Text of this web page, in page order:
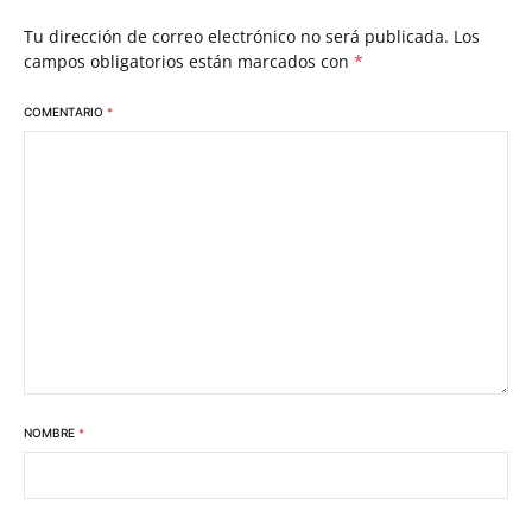
Tu dirección de correo electrónico no será publicada. Los
campos obligatorios están marcados con *
COMENTARIO *
NOMBRE *